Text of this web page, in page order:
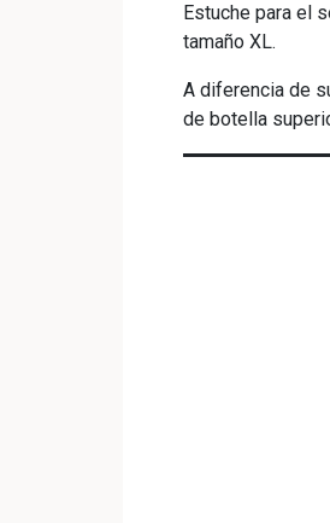
Estuche para el
tamaño XL.
A diferencia de
de botella